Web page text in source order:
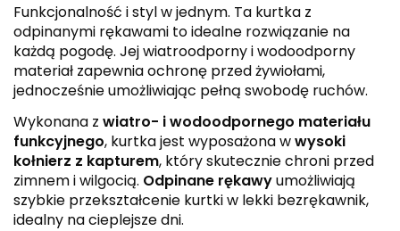
Funkcjonalność i styl w jednym. Ta kurtka z
odpinanymi rękawami to idealne rozwiązanie na
każdą pogodę. Jej wiatroodporny i wodoodporny
materiał zapewnia ochronę przed żywiołami,
jednocześnie umożliwiając pełną swobodę ruchów.
Wykonana z wiatro- i wodoodpornego materiału
funkcyjnego, kurtka jest wyposażona wwysoki
kołnierz z kapturem, który skutecznie chroni przed
zimnem i wilgocią. Odpinane rękawyumożliwiają
szybkie przekształcenie kurtki w lekki bezrękawnik,
idealny na cieplejsze dni.